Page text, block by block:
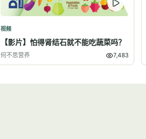
视频
【影片】怕得肾结石就不能吃蔬菜吗？
何不思营养 7,483